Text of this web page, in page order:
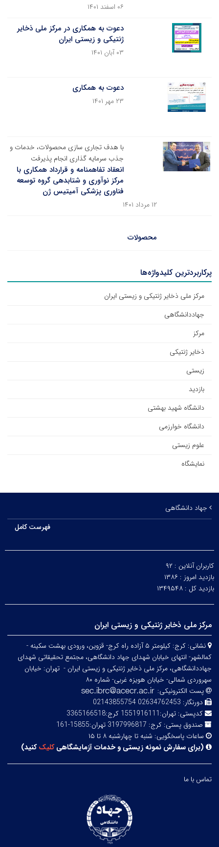
۰۶ اسفند ۱۴۰۱
دعوت به همکاری در مرکز ملی ذخایر
ژنتیکی و زیستی ایران
۰۳ آبان ۱۴۰۱
دعوت به همکاری
۲۳ مهر ۱۴۰۱
با هدف تجاری سازی محصولات، خدمات و
جذب سرمایه گذاری انجام پذیرفت
انعقاد تفاهمنامه و قرارداد همکاری با
مرکز نوآوری و شتابدهی گروه توسعه‌
فناوری ‌پزشکی ‌آمیتیس ‌ژن
۱۲ مرداد ۱۴۰۱
محصولات
پرکاربردترین کلیدواژه‌ها
مرکز ملی ذخایر ژنتیکی و زیستی ایران
جهاددانشگاهی
مرکز
ذخایر ژنتیکی
زیستی
بازدید
دانشگاه شهید بهشتی
دانشگاه خوارزمی
علوم زیستی
نمایشگاه
جهاد دانشگاهی
فهرست کامل
کاربران آنلاین : ۹۲
بازدید امروز : ۱۳۸۶
بازدید کل : ۱۳۴۹۵۴۸
مرکز ملی ذخایر ژنتیکی و زیستی ایران
نشانی:
کرج: کیلومتر ۵ آزاده راه کرج- قزوین، ورودی بهشت سکینه -
کمالشهر- انتهای خیابان شهدای جهاد دانشگاهی، مجتمع تحقیقاتی شهدای
جهاددانشگاهی، مرکز ملی ذخایر ژنتیکی و زیستی ایران - تهران: خیابان
سهروردی شمالی- خیابان هویزه غربی- شماره ۸۰
پست الکترونیکی:
دورنگار: 02634762453 02143855754
کدپستی: تهران:1551916111 کرج:3365166518
صندوق پستی: کرج: 3197996817 تهران:15855-161
ساعات پاسخگویی: شنبه تا چهارشنبه ۸ تا ۱۵
(برای سفارش نمونه زیستی و خدمات آزمایشگاهیکلیککنید)
تماس با ما